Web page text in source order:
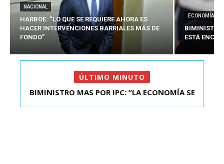
NACIONAL
HARBOE: “LO QUE SE REQUIERE AHORA ES
HACER INTERVENCIONES BARRIALES MÁS DE
FONDO”
ECONOMÍA
BIMINISTRO
ESTÁ
ÚLTIMO MINUTO
KAST SE REUNIÓ CON EL PRESIDENTE ELECTO DE
BIMINISTRO MAS POR IPC: “LA ECONOMÍA SE